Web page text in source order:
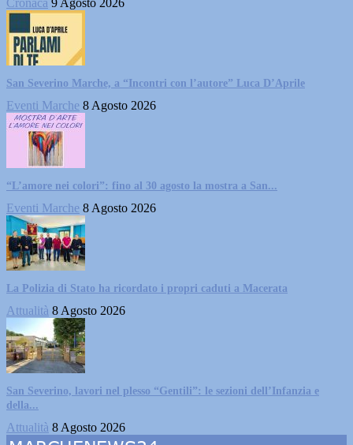
Cronaca 9 Agosto 2026
San Severino Marche, a “Incontri con l’autore” Luca D’Aprile
Eventi Marche 8 Agosto 2026
“L’amore nei colori”: fino al 30 agosto la mostra a San...
Eventi Marche 8 Agosto 2026
La Polizia di Stato ha ricordato i propri caduti a Macerata
Attualità 8 Agosto 2026
San Severino, lavori nel plesso “Gentili”: le sezioni dell’Infanzia e
della...
Attualità 8 Agosto 2026